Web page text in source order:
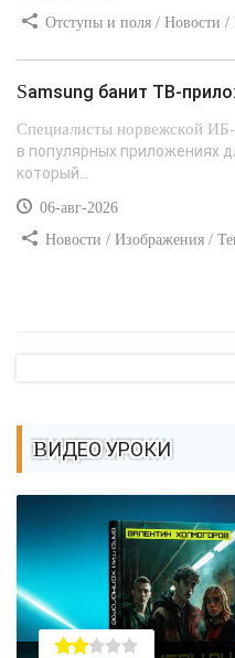
Отступы и поля / Новости /
Samsung банит ТВ-
Специалисты норвежской
в популярных приложениях
который...
06-авг-2026
Новости / Изображения /
ВИДЕО УРОКИ